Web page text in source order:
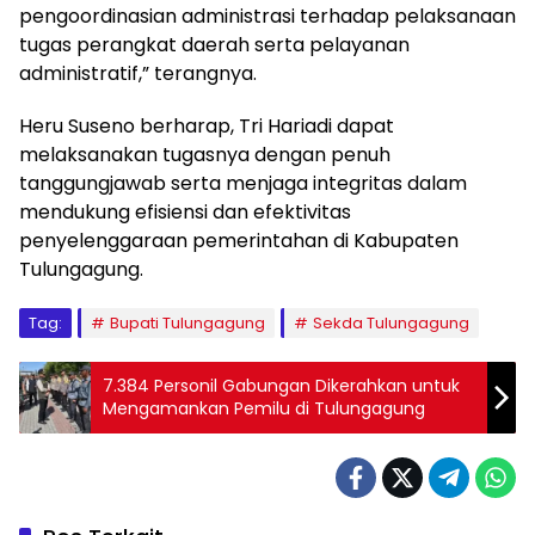
pengoordinasian administrasi terhadap pelaksanaan
tugas perangkat daerah serta pelayanan
administratif,” terangnya.
Heru Suseno berharap, Tri Hariadi dapat
melaksanakan tugasnya dengan penuh
tanggungjawab serta menjaga integritas dalam
mendukung efisiensi dan efektivitas
penyelenggaraan pemerintahan di Kabupaten
Tulungagung.
Tag: Bupati Tulungagung Sekda Tulungagung
7.384 Personil Gabungan Dikerahkan untuk
Mengamankan Pemilu di Tulungagung